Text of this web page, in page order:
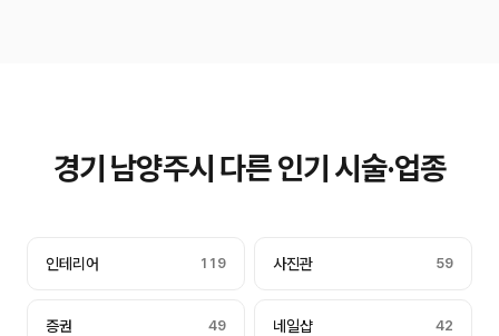
경기 남양주시 다른 인기 시술·업종
인테리어 119 사진관 59
증권 49 네일샵 42